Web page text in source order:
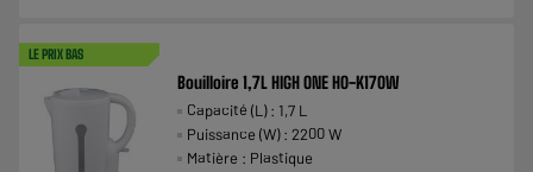
LE PRIX BAS
Bouilloire 1,7L HIGH ONE HO-K170W
Capacité (L) : 1,7 L
Puissance (W) : 2200 W
Matière : Plastique